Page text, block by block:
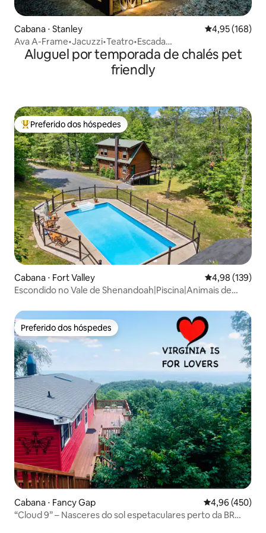
Cabana ⋅ Stanley 4,95 de uma
4,95 (168)
Ava A-Frame•Jacuzzi•Teatro•Escada
escondida•Carregamento de veículos elétricos
Aluguel por temporada de chalés pet
friendly
Entre os melhores preferidos dos hóspedes
Preferido dos hóspedes
Cabana ⋅ Fort Valley 4,98 de uma
4,98 (139)
Escondido no Vale de Shenandoah|Piscina|Animais de
Preferido dos hóspedes
Preferido dos hóspedes
Cabana ⋅ Fancy Gap 4,96 de uma
4,96 (450)
“Cloud 9” – Nasceres do sol espetaculares perto da BR